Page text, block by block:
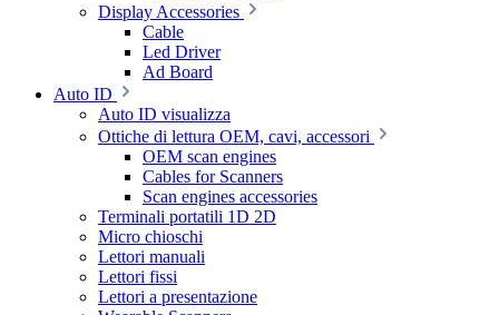
Display Accessories
Cable
Led Driver
Ad Board
Auto ID
Auto ID visualizza
Ottiche di lettura OEM, cavi, accessori
OEM scan engines
Cables for Scanners
Scan engines accessories
Terminali portatili 1D 2D
Micro chioschi
Lettori manuali
Lettori fissi
Lettori a presentazione